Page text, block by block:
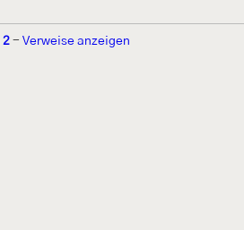
2 - Verweise anzeigen